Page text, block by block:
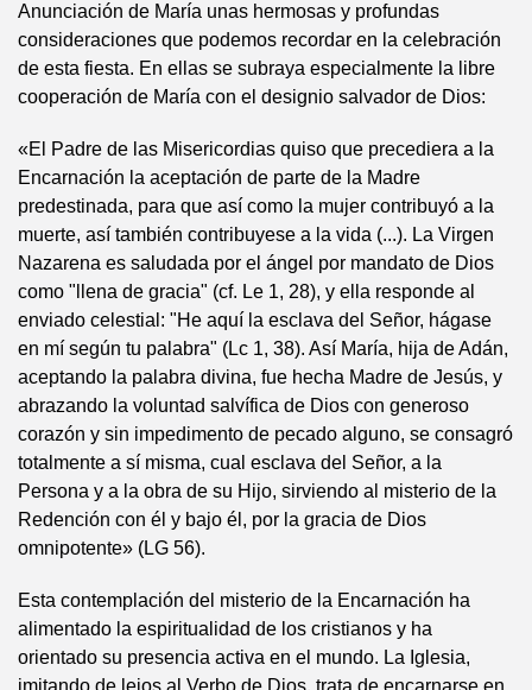
Anunciación de María unas hermosas y profundas
consideraciones que podemos recordar en la celebración
de esta fiesta. En ellas se subraya especialmente la libre
cooperación de María con el designio salvador de Dios:
«El Padre de las Misericordias quiso que precediera a la
Encarnación la aceptación de parte de la Madre
predestinada, para que así como la mujer contribuyó a la
muerte, así también contribuyese a la vida (...). La Virgen
Nazarena es saludada por el ángel por mandato de Dios
como "llena de gracia" (cf. Le 1, 28), y ella responde al
enviado celestial: "He aquí la esclava del Señor, hágase
en mí según tu palabra" (Lc 1, 38). Así María, hija de Adán,
aceptando la palabra divina, fue hecha Madre de Jesús, y
abrazando la voluntad salvífica de Dios con generoso
corazón y sin impedimento de pecado alguno, se consagró
totalmente a sí misma, cual esclava del Señor, a la
Persona y a la obra de su Hijo, sirviendo al misterio de la
Redención con él y bajo él, por la gracia de Dios
omnipotente» (LG 56).
Esta contemplación del misterio de la Encarnación ha
alimentado la espiritualidad de los cristianos y ha
orientado su presencia activa en el mundo. La Iglesia,
imitando de lejos al Verbo de Dios, trata de encarnarse en